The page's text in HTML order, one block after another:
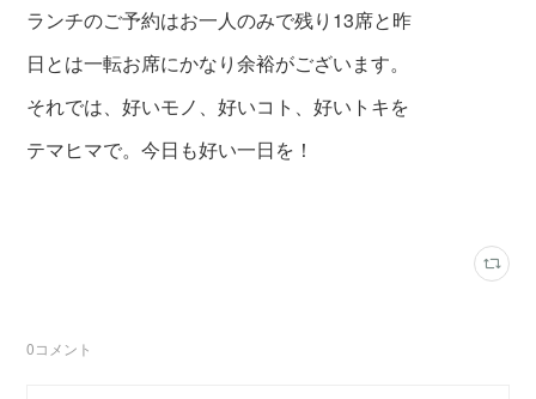
ランチのご予約はお一人のみで残り13席と昨
日とは一転お席にかなり余裕がございます。
それでは、好いモノ、好いコト、好いトキを
テマヒマで。今日も好い一日を！
0コメント